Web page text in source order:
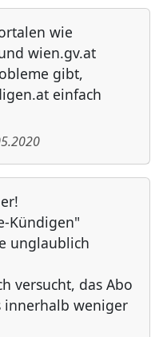
wie
wien.gv.at
gibt,
einfach
Kündigen"
unglaublich
versucht, das Abo
innerhalb weniger